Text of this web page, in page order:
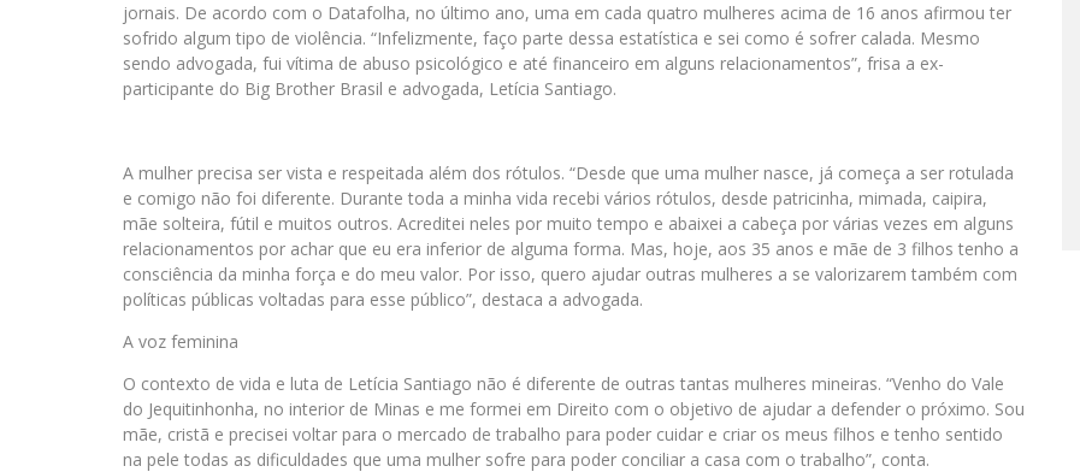
jornais. De acordo com o Datafolha, no último ano, uma em cada quatro mulheres acima de 16 anos afirmou ter
sofrido algum tipo de violência. “Infelizmente, faço parte dessa estatística e sei como é sofrer calada. Mesmo
sendo advogada, fui vítima de abuso psicológico e até financeiro em alguns relacionamentos”, frisa a ex-
participante do Big Brother Brasil e advogada, Letícia Santiago.
A mulher precisa ser vista e respeitada além dos rótulos. “Desde que uma mulher nasce, já começa a ser rotulada
e comigo não foi diferente. Durante toda a minha vida recebi vários rótulos, desde patricinha, mimada, caipira,
mãe solteira, fútil e muitos outros. Acreditei neles por muito tempo e abaixei a cabeça por várias vezes em alguns
relacionamentos por achar que eu era inferior de alguma forma. Mas, hoje, aos 35 anos e mãe de 3 filhos tenho a
consciência da minha força e do meu valor. Por isso, quero ajudar outras mulheres a se valorizarem também com
políticas públicas voltadas para esse público”, destaca a advogada.
A voz feminina
O contexto de vida e luta de Letícia Santiago não é diferente de outras tantas mulheres mineiras. “Venho do Vale
do Jequitinhonha, no interior de Minas e me formei em Direito com o objetivo de ajudar a defender o próximo. Sou
mãe, cristã e precisei voltar para o mercado de trabalho para poder cuidar e criar os meus filhos e tenho sentido
na pele todas as dificuldades que uma mulher sofre para poder conciliar a casa com o trabalho”, conta.